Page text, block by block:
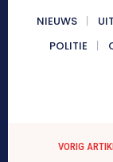
NIEUWS
POLITIE
VORIG